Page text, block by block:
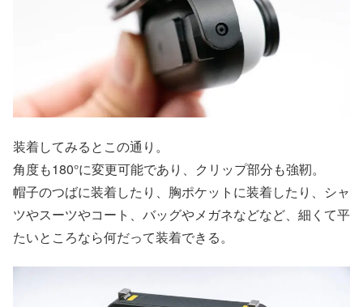
装着してみるとこの通り。
角度も180°に変更可能であり、クリップ部分も強靭。
帽子のつばに装着したり、胸ポケットに装着したり、シャ
ツやスーツやコート、バッグやメガネなどなど、細くて平
たいところなら何だって装着できる。